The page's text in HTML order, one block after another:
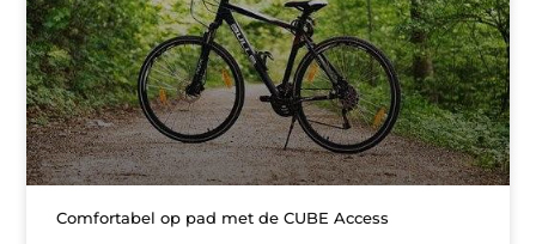
Comfortabel op pad met de CUBE Access